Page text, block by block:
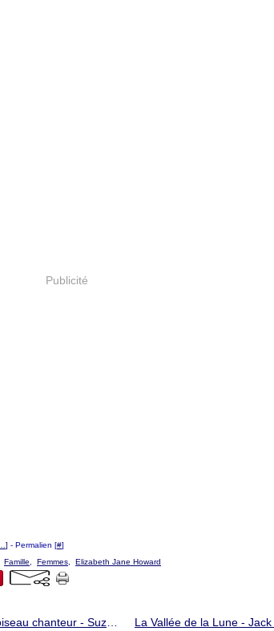
Publicité
] - Permalien [#]
Famille Femmes Elizabeth Jane Howard